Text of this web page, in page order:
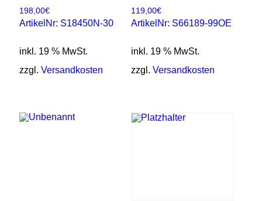
198,00€
ArtikelNr: S18450N-30
inkl. 19 % MwSt.
zzgl. Versandkosten
119,00€
ArtikelNr: S66189-99OE
inkl. 19 % MwSt.
zzgl. Versandkosten